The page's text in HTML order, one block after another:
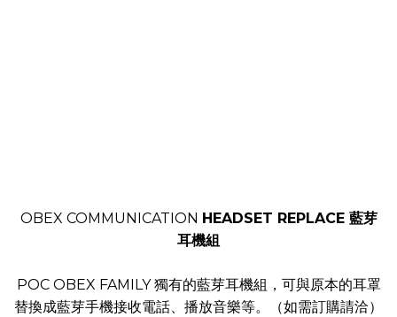
OBEX COMMUNICATION HEADSET REPLACE 藍芽
耳機組
POC OBEX FAMILY 獨有的藍芽耳機組，可與原本的耳罩
替換成藍芽手機接收電話、播放音樂等。（如需訂購請洽）